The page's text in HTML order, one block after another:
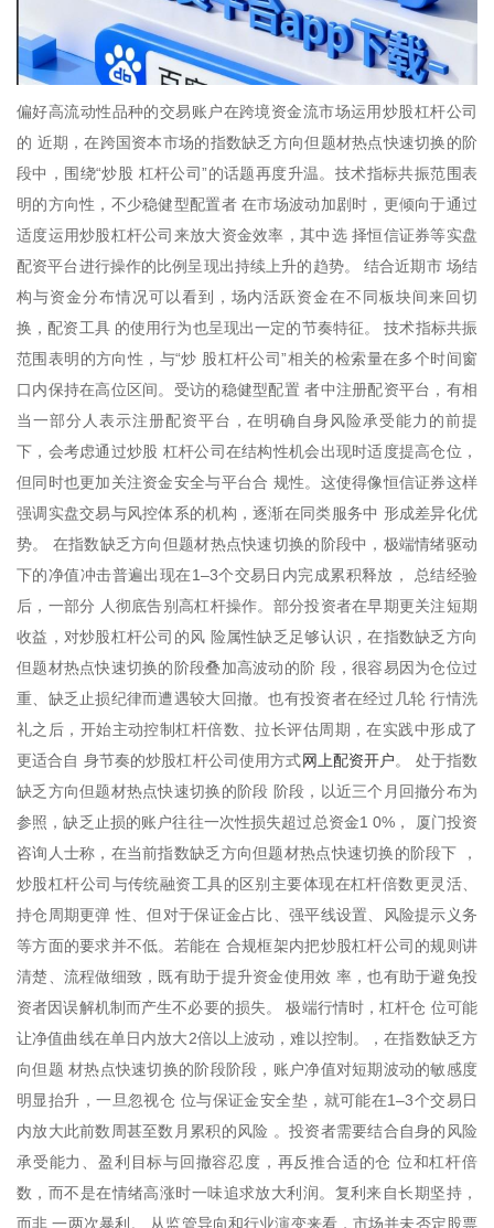
偏好高流动性品种的交易账户在跨境资金流市场运用炒股杠杆公司
的 近期，在跨国资本市场的指数缺乏方向但题材热点快速切换的阶
段中，围绕“炒股 杠杆公司”的话题再度升温。技术指标共振范围表
明的方向性，不少稳健型配置者 在市场波动加剧时，更倾向于通过
适度运用炒股杠杆公司来放大资金效率，其中选 择恒信证券等实盘
配资平台进行操作的比例呈现出持续上升的趋势。 结合近期市 场结
构与资金分布情况可以看到，场内活跃资金在不同板块间来回切
换，配资工具 的使用行为也呈现出一定的节奏特征。 技术指标共振
范围表明的方向性，与“炒 股杠杆公司”相关的检索量在多个时间窗
口内保持在高位区间。受访的稳健型配置 者中注册配资平台，有相
当一部分人表示注册配资平台，在明确自身风险承受能力的前提
下，会考虑通过炒股 杠杆公司在结构性机会出现时适度提高仓位，
但同时也更加关注资金安全与平台合 规性。这使得像恒信证券这样
强调实盘交易与风控体系的机构，逐渐在同类服务中 形成差异化优
势。 在指数缺乏方向但题材热点快速切换的阶段中，极端情绪驱动
下的净值冲击普遍出现在1–3个交易日内完成累积释放， 总结经验
后，一部分 人彻底告别高杠杆操作。部分投资者在早期更关注短期
收益，对炒股杠杆公司的风 险属性缺乏足够认识，在指数缺乏方向
但题材热点快速切换的阶段叠加高波动的阶 段，很容易因为仓位过
重、缺乏止损纪律而遭遇较大回撤。也有投资者在经过几轮 行情洗
礼之后，开始主动控制杠杆倍数、拉长评估周期，在实践中形成了
更适合自 身节奏的炒股杠杆公司使用方式网上配资开户。 处于指数
缺乏方向但题材热点快速切换的阶段 阶段，以近三个月回撤分布为
参照，缺乏止损的账户往往一次性损失超过总资金1 0%， 厦门投资
咨询人士称，在当前指数缺乏方向但题材热点快速切换的阶段下 ，
炒股杠杆公司与传统融资工具的区别主要体现在杠杆倍数更灵活、
持仓周期更弹 性、但对于保证金占比、强平线设置、风险提示义务
等方面的要求并不低。若能在 合规框架内把炒股杠杆公司的规则讲
清楚、流程做细致，既有助于提升资金使用效 率，也有助于避免投
资者因误解机制而产生不必要的损失。 极端行情时，杠杆仓 位可能
让净值曲线在单日内放大2倍以上波动，难以控制。，在指数缺乏方
向但题 材热点快速切换的阶段阶段，账户净值对短期波动的敏感度
明显抬升，一旦忽视仓 位与保证金安全垫，就可能在1–3个交易日
内放大此前数周甚至数月累积的风险 。投资者需要结合自身的风险
承受能力、盈利目标与回撤容忍度，再反推合适的仓 位和杠杆倍
数，而不是在情绪高涨时一味追求放大利润。复利来自长期坚持，
而非 一两次暴利。 从监管导向和行业演变来看，市场并未否定股票